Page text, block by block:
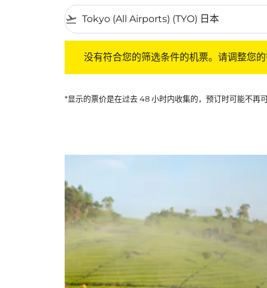
flight_takeoff
没有符合您的筛选条件的机票。请调整您的
*显示的票价是在过去 48 小时内收集的，预订时可能不再